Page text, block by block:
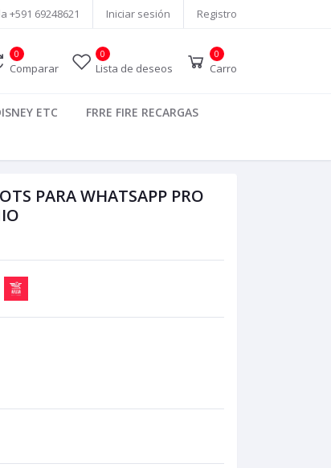
+591 69248621 Iniciar sesión Registro
0
Comparar
0
Lista de deseos
0
Carro
ETC
FRRE FIRE RECARGAS
PARA WHATSAPP PRO